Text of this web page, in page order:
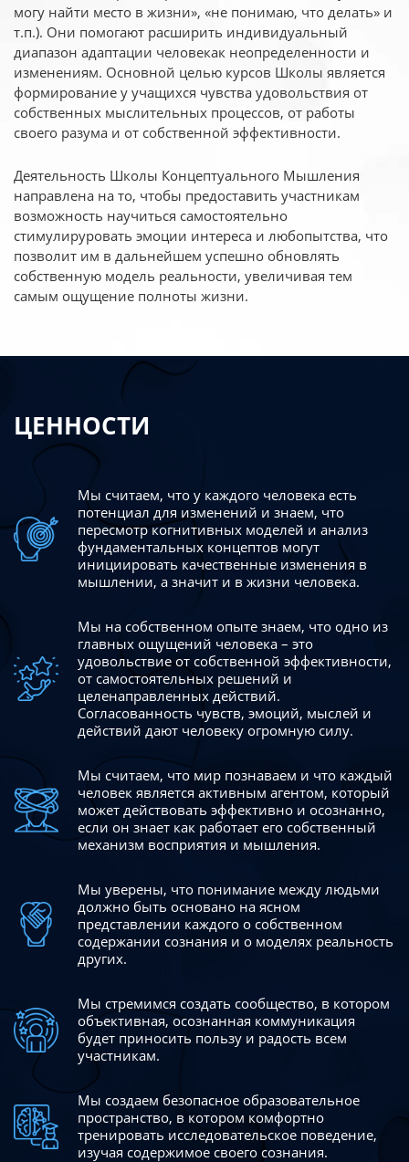
могу найти место в жизни», «не понимаю, что делать» и
т.п.). Они помогают расширить индивидуальный
диапазон адаптации человекак неопределенности и
изменениям. Основной целью курсов Школы является
формирование у учащихся чувства удовольствия от
собственных мыслительных процессов, от работы
своего разума и от собственной эффективности.
Деятельность Школы Концептуального Мышления
направлена на то, чтобы предоставить участникам
возможность научиться самостоятельно
стимулируровать эмоции интереса и любопытства, что
позволит им в дальнейшем успешно обновлять
собственную модель реальности, увеличивая тем
самым ощущение полноты жизни.
ЦЕННОСТИ
Мы считаем, что у каждого человека есть
потенциал для изменений и знаем, что
пересмотр когнитивных моделей и анализ
фундаментальных концептов могут
инициировать качественные изменения в
мышлении, а значит и в жизни человека.
Мы на собственном опыте знаем, что одно из
главных ощущений человека – это
удовольствие от собственной эффективности,
от самостоятельных решений и
целенаправленных действий.
Согласованность чувств, эмоций, мыслей и
действий дают человеку огромную силу.
Мы считаем, что мир познаваем и что каждый
человек является активным агентом, который
может действовать эффективно и осознанно,
если он знает как работает его собственный
механизм восприятия и мышления.
Мы уверены, что понимание между людьми
должно быть основано на ясном
представлении каждого о собственном
содержании сознания и о моделях реальность
других.
Мы стремимся создать сообщество, в котором
объективная, осознанная коммуникация
будет приносить пользу и радость всем
участникам.
Мы создаем безопасное образовательное
пространство, в котором комфортно
тренировать исследовательское поведение,
изучая содержимое своего сознания.